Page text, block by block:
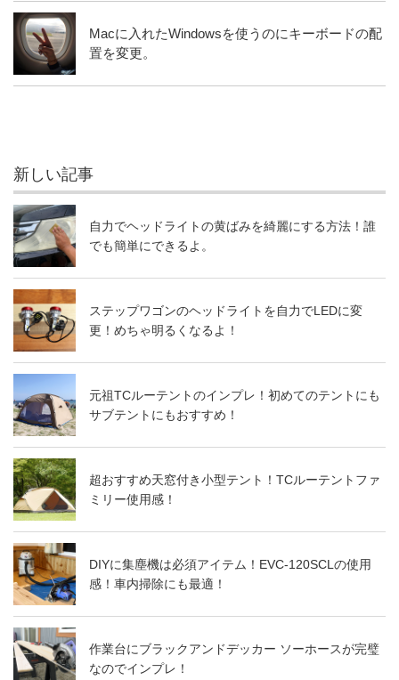
Macに入れたWindowsを使うのにキーボードの配
置を変更。
新しい記事
自力でヘッドライトの黄ばみを綺麗にする方法！誰
でも簡単にできるよ。
ステップワゴンのヘッドライトを自力でLEDに変
更！めちゃ明るくなるよ！
元祖TCルーテントのインプレ！初めてのテントにも
サブテントにもおすすめ！
超おすすめ天窓付き小型テント！TCルーテントファ
ミリー使用感！
DIYに集塵機は必須アイテム！EVC-120SCLの使用
感！車内掃除にも最適！
作業台にブラックアンドデッカー ソーホースが完璧
なのでインプレ！